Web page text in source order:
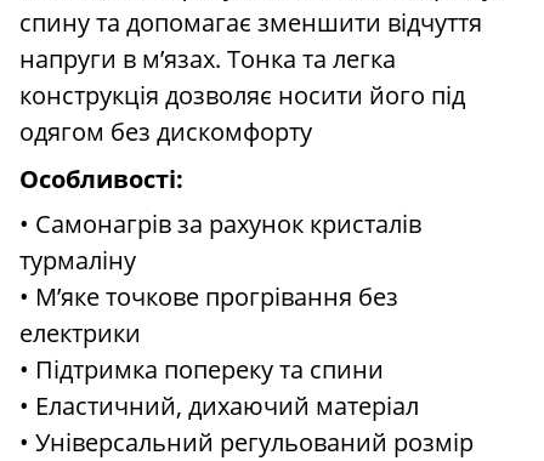
спину та допомагає зменшити відчуття
напруги в м’язах. Тонка та легка
конструкція дозволяє носити його під
одягом без дискомфорту
Особливості:
• Самонагрів за рахунок кристалів
турмаліну
• М’яке точкове прогрівання без
електрики
• Підтримка попереку та спини
• Еластичний, дихаючий матеріал
• Універсальний регульований розмір